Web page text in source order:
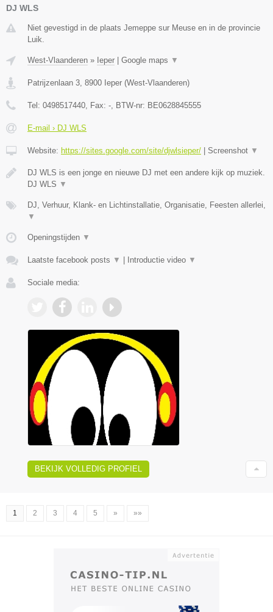
DJ WLS
Niet gevestigd in de plaats Jemeppe sur Meuse en in de provincie
Luik.
West-Vlaanderen » Ieper Google maps ▼
Patrijzenlaan 3 8900 Ieper (West-Vlaanderen)
Tel: 0498517440 , Fax: - , BTW-nr: BE0628845555
E-mail › DJ WLS
Website: https://sites.google.com/site/djwlsieper/ Screenshot ▼
DJ WLS is een jonge en nieuwe DJ met een andere kijk op muziek.
DJ WLS ▼
DJ, Verhuur, Klank- en Lichtinstallatie, Organisatie, Feesten allerlei,
▼
Openingstijden ▼
Laatste facebook posts ▼ Introductie video ▼
Sociale media:
BEKIJK VOLLEDIG PROFIEL
1 2 3 4 5 » »»